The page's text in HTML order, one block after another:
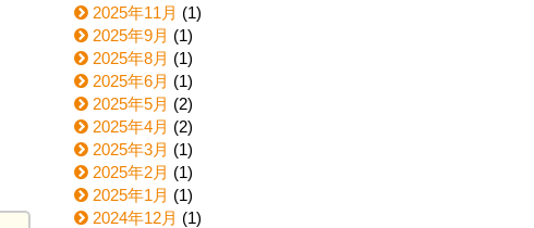
2025年11月 (1)
2025年9月 (1)
2025年8月 (1)
2025年6月 (1)
2025年5月 (2)
2025年4月 (2)
2025年3月 (1)
2025年2月 (1)
2025年1月 (1)
2024年12月 (1)